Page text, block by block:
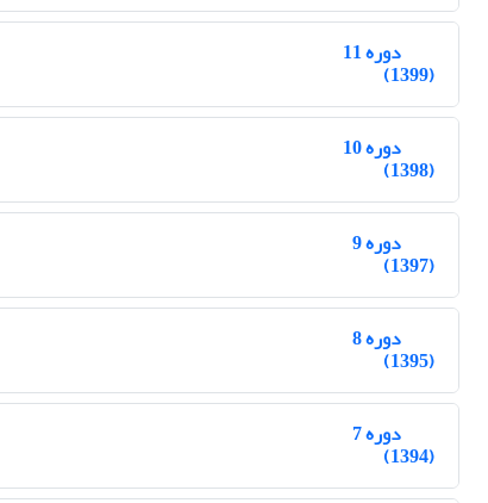
دوره 11
(1399)
دوره 10
(1398)
دوره 9
(1397)
دوره 8
(1395)
دوره 7
(1394)